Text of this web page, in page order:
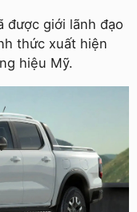
được giới lãnh đạo
thức xuất hiện
hiệu Mỹ.